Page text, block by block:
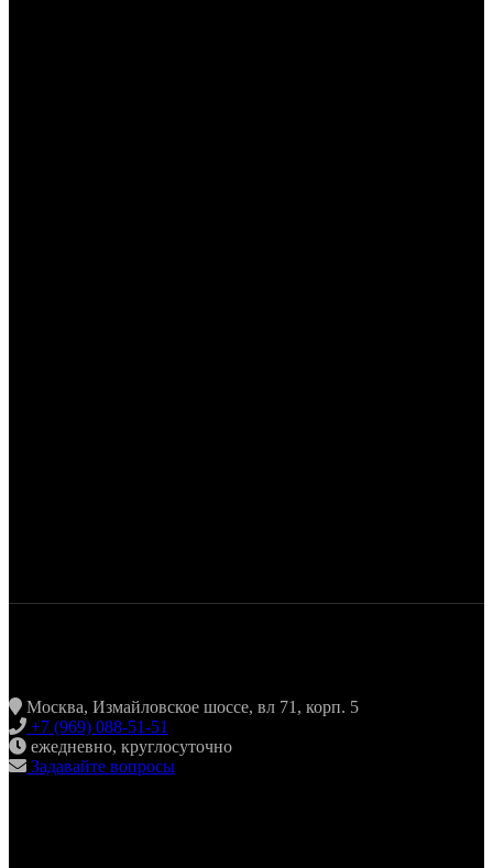
Москва, Измайловское шоссе, вл 71, корп. 5
+7 (969) 088-51-51
ежедневно, круглосуточно
Задавайте вопросы